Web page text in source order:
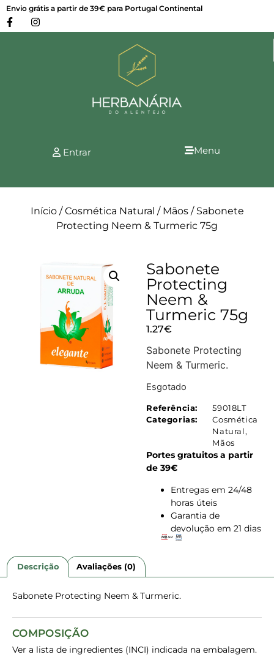
Envio grátis a partir de 39€ para Portugal Continental
Entrar Menu
Início/Cosmética Natural / Mãos/ Sabonete
Protecting Neem & Turmeric 75g
Sabonete
Protecting
Neem &
Turmeric 75g
1.27€
Sabonete Protecting
Neem & Turmeric.
Esgotado
Referência:
59018LT
Categorias:
Cosmética
Natural,
Mãos
Portes gratuitos a partir
de 39€
Entregas em 24/48
horas úteis
Garantia de
devolução em 21 dias
Descrição Avaliações (0)
Sabonete Protecting Neem & Turmeric.
COMPOSIÇÃO
Ver a lista de ingredientes (INCI) indicada na embalagem.